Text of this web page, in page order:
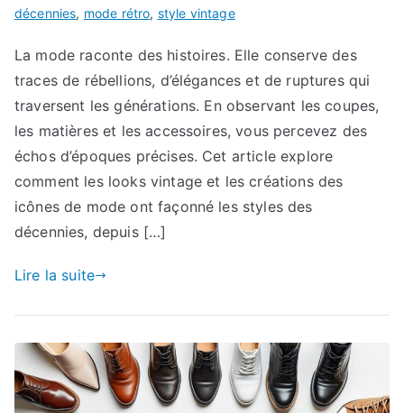
décennies, mode rétro, style vintage
La mode raconte des histoires. Elle conserve des
traces de rébellions, d’élégances et de ruptures qui
traversent les générations. En observant les coupes,
les matières et les accessoires, vous percevez des
échos d’époques précises. Cet article explore
comment les looks vintage et les créations des
icônes de mode ont façonné les styles des
décennies, depuis […]
Lire la suite